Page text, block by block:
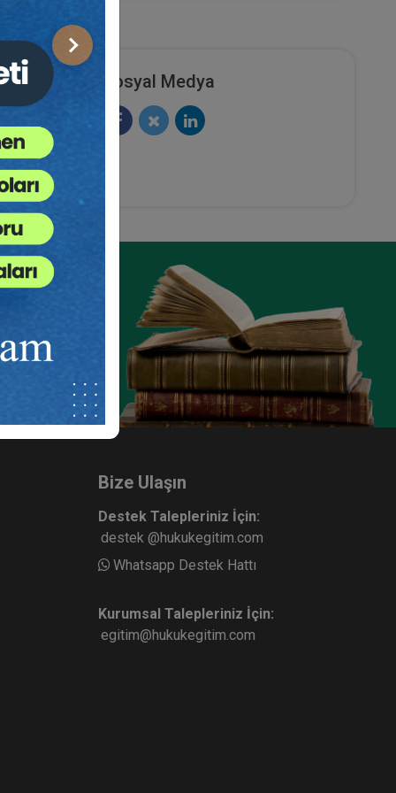
Sonraki
Sosyal Medya
Bize Ulaşın
Destek Talepleriniz İçin:
destek @hukukegitim.com
Whatsapp Destek Hattı
Kurumsal Talepleriniz İçin:
egitim@hukukegitim.com